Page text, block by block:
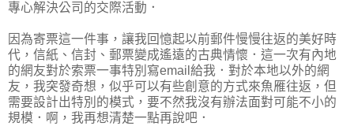
專心解決公司的交際活動．
因為寄票這一件事，讓我回憶起以前郵件慢慢往返的美好時
代，信紙、信封、郵票變成遙遠的古典情懷．這一次有內地
的網友對於索票一事特別寫email給我．對於本地以外的網
友，我突發奇想，似乎可以有些創意的方式來魚雁往返，但
需要設計出特別的模式，要不然我沒有辦法面對可能不小的
規模．啊，我再想清楚一點再說吧．